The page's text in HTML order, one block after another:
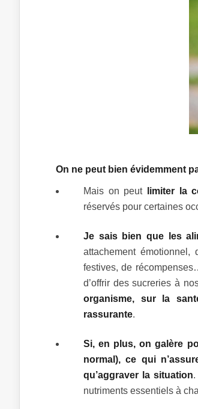
On ne peut bien évidemment
Mais on peut limiter la
réservés pour certaines
Je sais bien que les
attachement
festives, de
d’offrir des sucreries à
organisme, sur la
rassurante.
Si, en plus, on galère
normal), ce qui
qu’aggraver la situation
nutriments essentiels à